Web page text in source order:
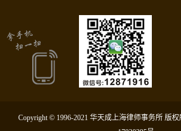
Copyright © 1996-2021 华天成上海律师事务所 版